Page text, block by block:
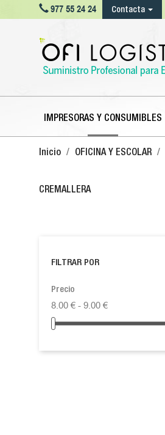
977 55 24 24 Contacta
IMPRESORAS Y CONSUMIBLES
Inicio OFICINA Y ESCOLAR
CREMALLERA
FILTRAR POR
Precio
8.00 € - 9.00 €